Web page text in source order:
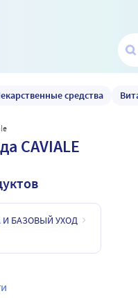
средства
CAVIALE
И БАЗОВЫЙ УХОД